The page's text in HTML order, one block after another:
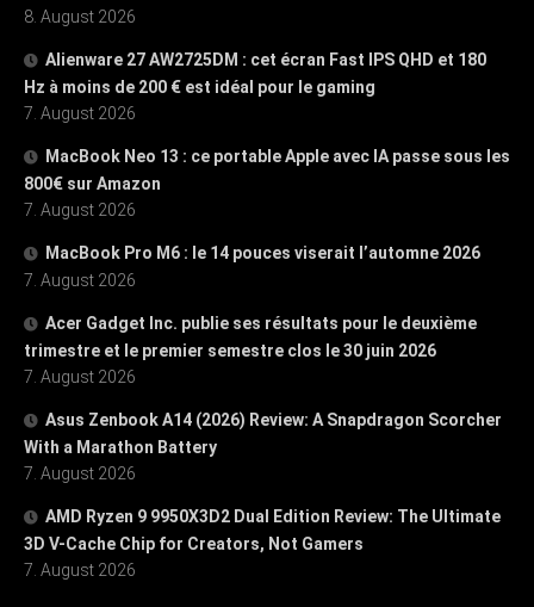
8. August 2026
Alienware 27 AW2725DM : cet écran Fast IPS QHD et 180
Hz à moins de 200 € est idéal pour le gaming
7. August 2026
MacBook Neo 13 : ce portable Apple avec IA passe sous les
800€ sur Amazon
7. August 2026
MacBook Pro M6 : le 14 pouces viserait l’automne 2026
7. August 2026
Acer Gadget Inc. publie ses résultats pour le deuxième
trimestre et le premier semestre clos le 30 juin 2026
7. August 2026
Asus Zenbook A14 (2026) Review: A Snapdragon Scorcher
With a Marathon Battery
7. August 2026
AMD Ryzen 9 9950X3D2 Dual Edition Review: The Ultimate
3D V-Cache Chip for Creators, Not Gamers
7. August 2026